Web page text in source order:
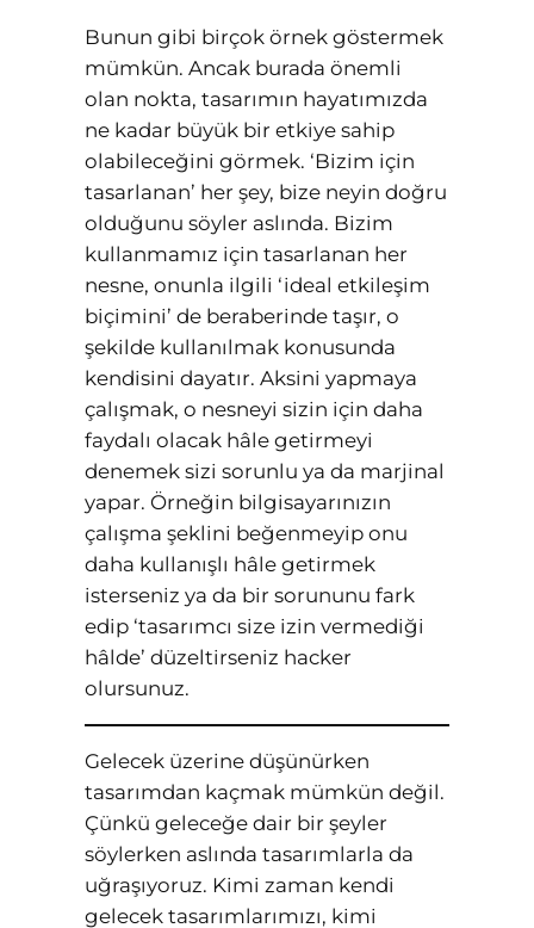
Bunun gibi birçok örnek göstermek
mümkün. Ancak burada önemli
olan nokta, tasarımın hayatımızda
ne kadar büyük bir etkiye sahip
olabileceğini görmek. ‘Bizim için
tasarlanan’ her şey, bize neyin doğru
olduğunu söyler aslında. Bizim
kullanmamız için tasarlanan her
nesne, onunla ilgili ‘ideal etkileşim
biçimini’ de beraberinde taşır, o
şekilde kullanılmak konusunda
kendisini dayatır. Aksini yapmaya
çalışmak, o nesneyi sizin için daha
faydalı olacak hâle getirmeyi
denemek sizi sorunlu ya da marjinal
yapar. Örneğin bilgisayarınızın
çalışma şeklini beğenmeyip onu
daha kullanışlı hâle getirmek
isterseniz ya da bir sorununu fark
edip ‘tasarımcı size izin vermediği
hâlde’ düzeltirseniz hacker
olursunuz.
Gelecek üzerine düşünürken
tasarımdan kaçmak mümkün değil.
Çünkü geleceğe dair bir şeyler
söylerken aslında tasarımlarla da
uğraşıyoruz. Kimi zaman kendi
gelecek tasarımlarımızı, kimi